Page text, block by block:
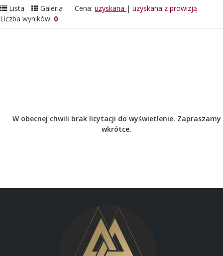
Lista Galeria Cena: uzyskana | uzyskana z prowizją
Liczba wyników: 0
W obecnej chwili brak licytacji do wyświetlenie. Zapraszamy
wkrótce.